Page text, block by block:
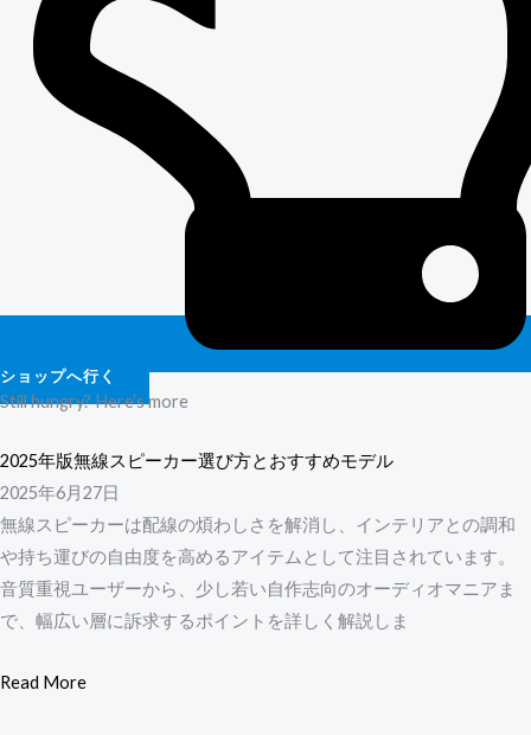
ショップへ行く
Still hungry? Here’s more
2025年版無線スピーカー選び方とおすすめモデル
2025年6月27日
無線スピーカーは配線の煩わしさを解消し、インテリアとの調和
や持ち運びの自由度を高めるアイテムとして注目されています。
音質重視ユーザーから、少し若い自作志向のオーディオマニアま
で、幅広い層に訴求するポイントを詳しく解説しま
Read More